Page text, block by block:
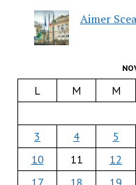
Aimer
L M M
3
4 5
10
11 12
17
18 19